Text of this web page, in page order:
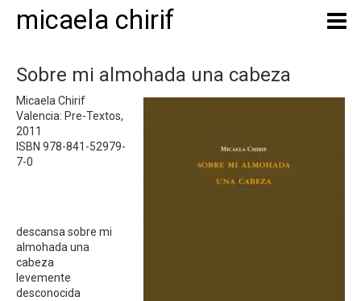
micaela chirif
Sobre mi almohada una cabeza
Micaela Chirif
Valencia: Pre-Textos,
2011
ISBN 978-841-52979-
7-0
descansa sobre mi
almohada una
cabeza
levemente
desconocida